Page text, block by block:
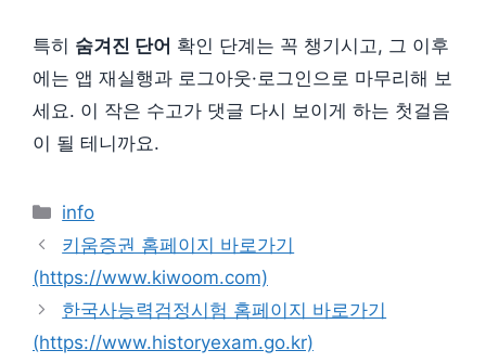
특히 숨겨진 단어 확인 단계는 꼭 챙기시고, 그 이후
에는 앱 재실행과 로그아웃·로그인으로 마무리해 보
세요. 이 작은 수고가 댓글 다시 보이게 하는 첫걸음
이 될 테니까요.
카
테
리
info
키움증권 홈페이지 바로가기
(https://www.kiwoom.com)
한국사능력검정시험 홈페이지 바로가기
(https://www.historyexam.go.kr)